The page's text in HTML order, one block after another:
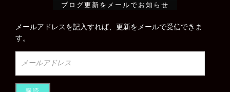
ブログ更新をメールでお知らせ
メールアドレスを記入すれば、更新をメールで受信できま
す。
ー
ル